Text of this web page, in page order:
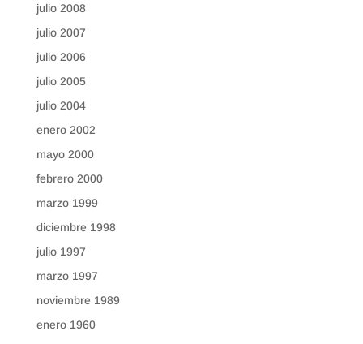
julio 2008
julio 2007
julio 2006
julio 2005
julio 2004
enero 2002
mayo 2000
febrero 2000
marzo 1999
diciembre 1998
julio 1997
marzo 1997
noviembre 1989
enero 1960